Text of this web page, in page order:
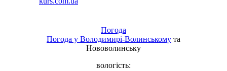
Погода
Погода у Володимирі-Волинському та
Нововолинську
вологість: